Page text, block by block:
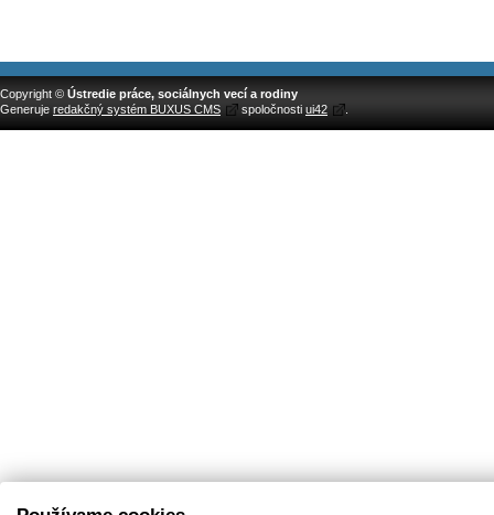
Copyright © Ústredie práce, sociálnych vecí a rodiny
Generuje redakčný systém BUXUS CMS spoločnosti ui42